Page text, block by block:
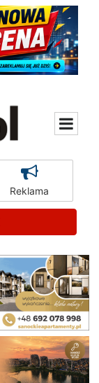
Reklama